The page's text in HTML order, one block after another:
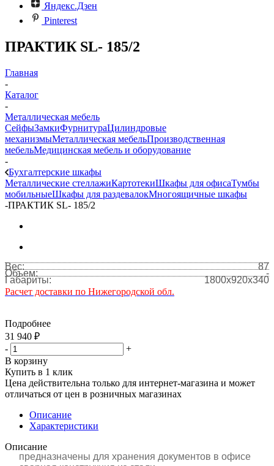
Яндекс.Дзен
Pinterest
ПРАКТИК SL- 185/2
Главная
-
Каталог
-
Металлическая мебель
СейфыЗамкиФурнитураЦилиндровые
механизмыМеталлическая мебельПроизводственная
мебельМедицинская мебель и оборудование
-
Бухгалтерские шкафы
Металлические стеллажиКартотекиШкафы для офисаТумбы
мобильныеШкафы для раздевалокМногоящичные шкафы
-ПРАКТИК SL- 185/2
Вес: 87
Объем: -
Габариты:
1800x920x340
Расчет доставки по Нижегородской обл.
Подробнее
31 940 ₽
-
+
В корзину
Купить в 1 клик
Цена действительна только для интернет-магазина и может
отличаться от цен в розничных магазинах
Описание
Характеристики
Описание
предназначены для хранения документов в офисе